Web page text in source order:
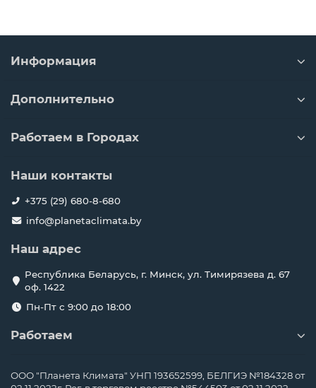
Информация
Дополнительно
Работаем в Городах
Наши контакты
+375 (29) 680-8-680
info@planetaclimata.by
Наш адрес
Республика Беларусь, г. Минск, ул. Тимирязева д. 67
оф. 1422
Пн-Пт с 9:00 до 18:00
Работаем
ООО "Планета Климата" УНП 193652599, БЕЛГИЭ №184328 от